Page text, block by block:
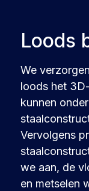
Loods
We
loods het
kunnen
Vervolgens
we aan, de
en metselen